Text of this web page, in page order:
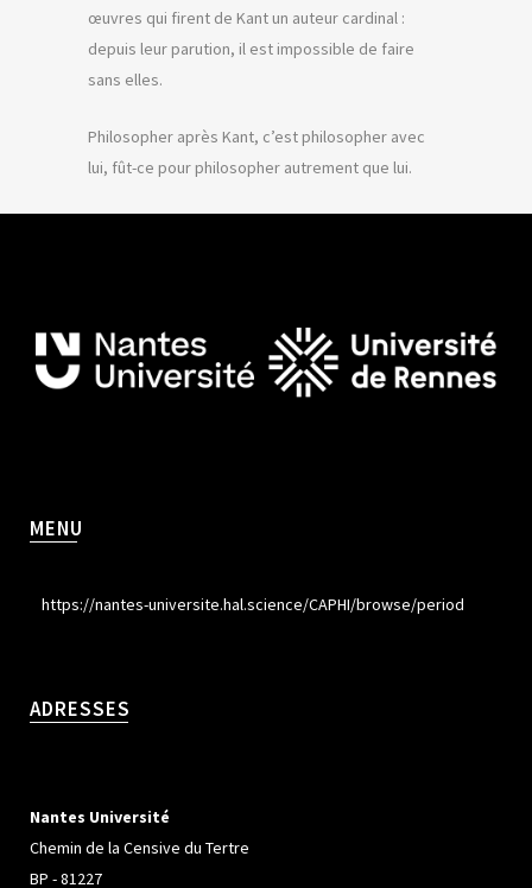
œuvres qui firent de Kant un auteur cardinal :
depuis leur parution, il est impossible de faire
sans elles.
Philosopher après Kant, c’est philosopher avec
lui, fût-ce pour philosopher autrement que lui.
MENU
https://nantes-universite.hal.science/CAPHI/browse/period
ADRESSES
Nantes Université
Chemin de la Censive du Tertre
BP - 81227